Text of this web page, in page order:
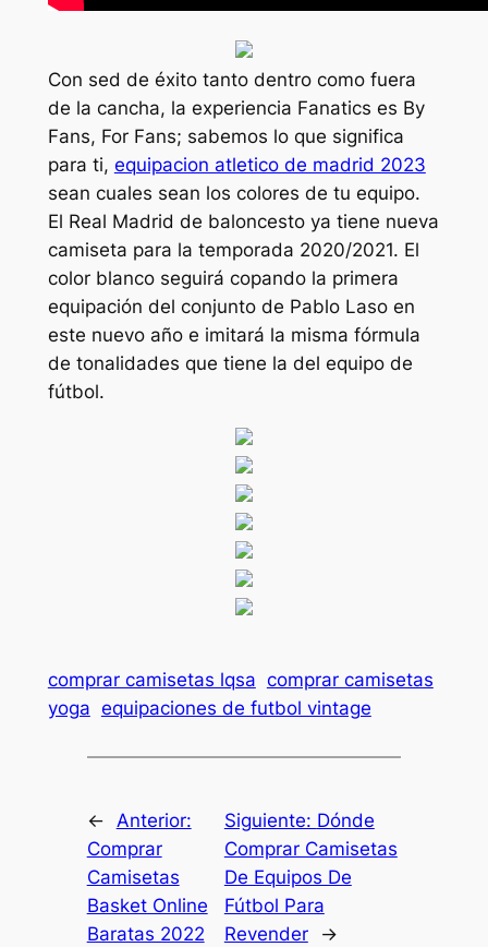
Con sed de éxito tanto dentro como fuera
de la cancha, la experiencia Fanatics es By
Fans, For Fans; sabemos lo que significa
para ti, equipacion atletico de madrid 2023
sean cuales sean los colores de tu equipo.
El Real Madrid de baloncesto ya tiene nueva
camiseta para la temporada 2020/2021. El
color blanco seguirá copando la primera
equipación del conjunto de Pablo Laso en
este nuevo año e imitará la misma fórmula
de tonalidades que tiene la del equipo de
fútbol.
comprar camisetas lqsa comprar camisetas
yoga equipaciones de futbol vintage
← Anterior:
Comprar
Camisetas
Basket Online
Baratas 2022
Siguiente: Dónde
Comprar Camisetas
De Equipos De
Fútbol Para
Revender
→